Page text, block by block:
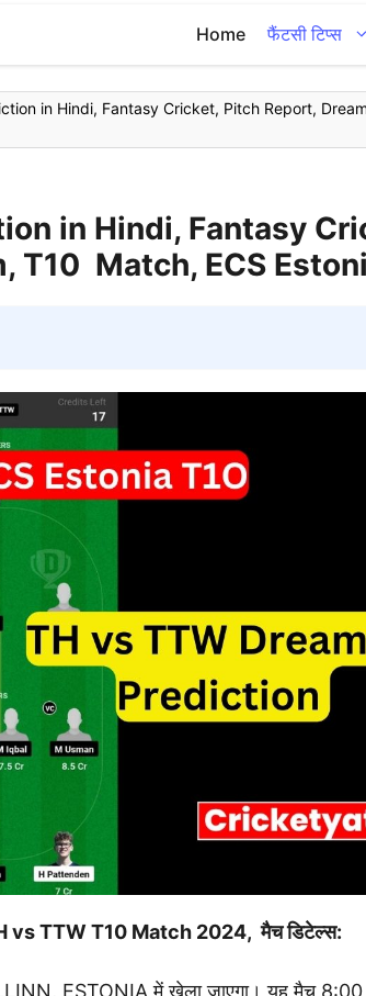
Home फैंटसी टिप्स
in Hindi, Fantasy Cricket, Pitch Report,
in Hindi, Fantasy
T10 Match, ECS
vs TTW T10 Match 2024, मैच डिटेल्स:
ESTONIA में खेला जाएगा। यह मैच